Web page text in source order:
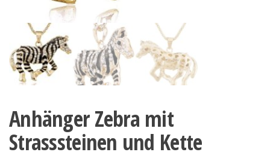
Anhänger Zebra mit
Strasssteinen und Kette